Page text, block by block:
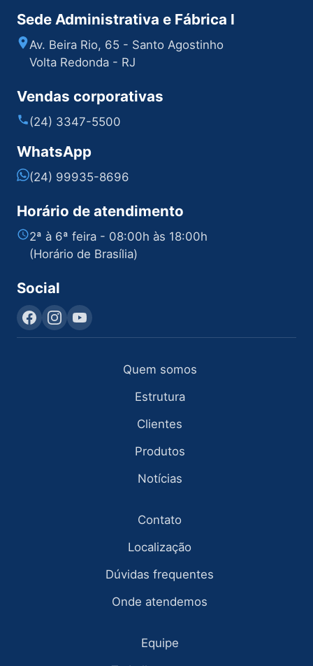
Sede Administrativa e Fábrica I
Av. Beira Rio, 65 - Santo Agostinho
Volta Redonda - RJ
Vendas corporativas
(24) 3347-5500
WhatsApp
(24) 99935-8696
Horário de atendimento
2ª à 6ª feira - 08:00h às 18:00h
(Horário de Brasília)
Social
Quem somos
Estrutura
Clientes
Produtos
Notícias
Contato
Localização
Dúvidas frequentes
Onde atendemos
Equipe